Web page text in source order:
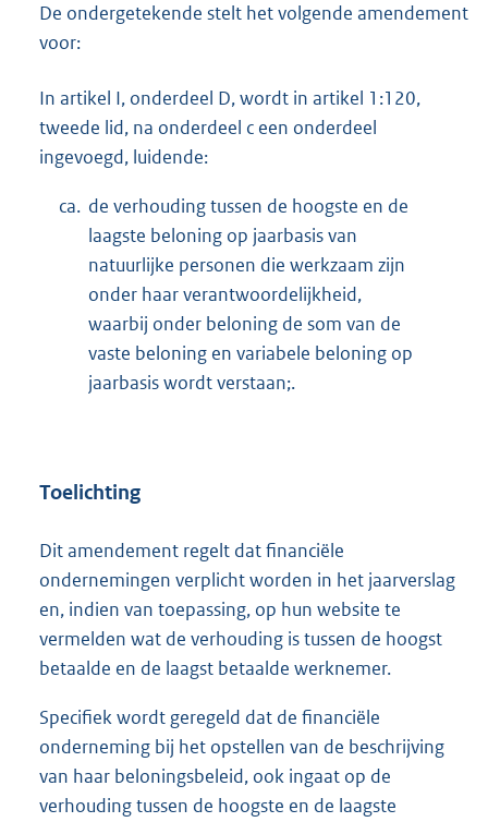
De ondergetekende stelt het volgende amendement
voor:
In artikel I, onderdeel D, wordt in artikel 1:120,
tweede lid, na onderdeel c een onderdeel
ingevoegd, luidende:
ca. de verhouding tussen de hoogste en de
laagste beloning op jaarbasis van
natuurlijke personen die werkzaam zijn
onder haar verantwoordelijkheid,
waarbij onder beloning de som van de
vaste beloning en variabele beloning op
jaarbasis wordt verstaan;.
Toelichting
Dit amendement regelt dat financiële
ondernemingen verplicht worden in het jaarverslag
en, indien van toepassing, op hun website te
vermelden wat de verhouding is tussen de hoogst
betaalde en de laagst betaalde werknemer.
Specifiek wordt geregeld dat de financiële
onderneming bij het opstellen van de beschrijving
van haar beloningsbeleid, ook ingaat op de
verhouding tussen de hoogste en de laagste